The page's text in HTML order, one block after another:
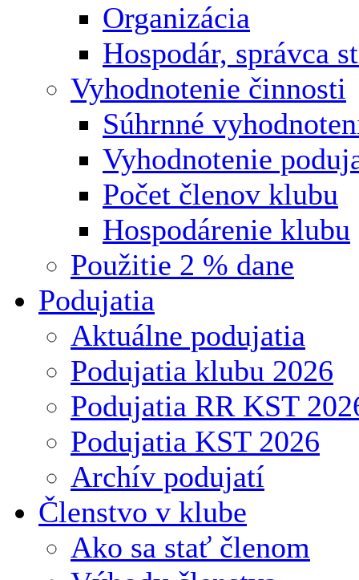
Organizácia
Hospodár, správca
Vyhodnotenie činnosti
Súhrnné
Vyhodnotenie
Počet členov klubu
Hospodárenie klubu
Použitie 2 % dane
Podujatia
Aktuálne podujatia
Podujatia klubu 2026
Podujatia RR KST
Podujatia KST 2026
Archív podujatí
Členstvo v klube
Ako sa stať členom